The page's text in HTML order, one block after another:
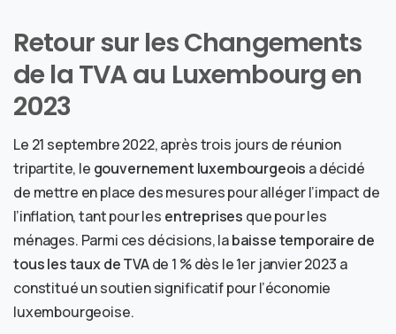
Retour sur les Changements
de la TVA au Luxembourg en
2023
Le 21 septembre 2022, après trois jours de réunion
tripartite, le gouvernement luxembourgeois a décidé
de mettre en place des mesures pour alléger l’impact de
l’inflation, tant pour les entreprises que pour les
ménages. Parmi ces décisions, labaisse temporaire de
tous les taux de TVAde 1 % dès le 1er janvier 2023 a
constitué un soutien significatif pour l’économie
luxembourgeoise.